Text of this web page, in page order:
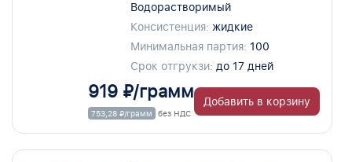
Водорастворимый
Консистенция: жидкие
Минимальная партия: 100
Срок отгрукзи: до 17 дней
919 ₽/грамм
753,28 ₽/грамм без НДС
Добавить в корзину